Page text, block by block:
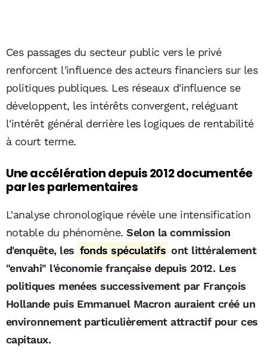
Ces passages du secteur public vers le privé
renforcent l'influence des acteurs financiers sur les
politiques publiques. Les réseaux d'influence se
développent, les intérêts convergent, reléguant
l'intérêt général derrière les logiques de rentabilité
à court terme.
Une accélération depuis 2012 documentée
par les parlementaires
L'analyse chronologique révèle une intensification
notable du phénomène.Selon la commission
d'enquête, les fonds spéculatifs ont littéralement
"envahi" l'économie française depuis 2012. Les
politiques menées successivement par François
Hollande puis Emmanuel Macron auraient créé un
environnement particulièrement attractif pour ces
capitaux.